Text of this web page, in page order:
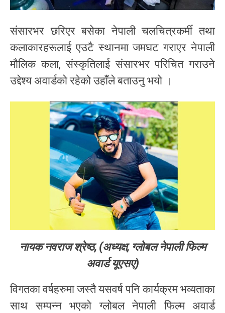
संसारभर छरिएर बसेका नेपाली चलचित्रकर्मी तथा
कलाकारहरूलाई एउटै स्थानमा जमघट गराएर नेपाली
मौलिक कला, संस्कृतिलाई संसारभर परिचित गराउने
उद्देश्य अवार्डको रहेको उहाँले बताउनु भयो ।
नायक नवराज श्रेष्ठ, (अध्यक्ष, ग्लोबल नेपाली फिल्म
अवार्ड यूएसए)
विगतका वर्षहरुमा जस्तै यसवर्ष पनि कार्यक्रम भव्यताका
साथ सम्पन्न भएको ग्लोबल नेपाली फिल्म अवार्ड